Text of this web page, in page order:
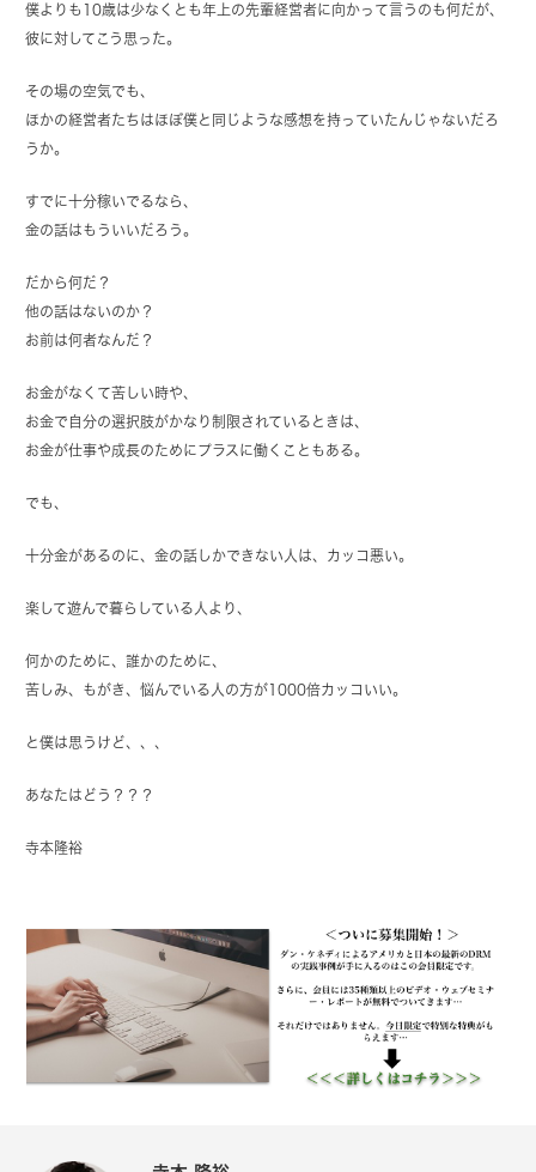
僕よりも10歳は少なくとも年上の先輩経営者に向かって言うのも何だが、
彼に対してこう思った。
その場の空気でも、
ほかの経営者たちはほぼ僕と同じような感想を持っていたんじゃないだろ
うか。
すでに十分稼いでるなら、
金の話はもういいだろう。
だから何だ？
他の話はないのか？
お前は何者なんだ？
お金がなくて苦しい時や、
お金で自分の選択肢がかなり制限されているときは、
お金が仕事や成長のためにプラスに働くこともある。
でも、
十分金があるのに、金の話しかできない人は、カッコ悪い。
楽して遊んで暮らしている人より、
何かのために、誰かのために、
苦しみ、もがき、悩んでいる人の方が1000倍カッコいい。
と僕は思うけど、、、
あなたはどう？？？
寺本隆裕